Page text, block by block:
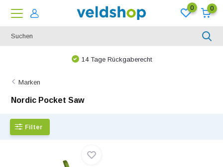
0 0
14 Tage Rückgaberecht
Marken
Nordic Pocket Saw
Filter